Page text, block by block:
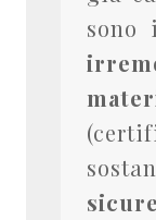
sono